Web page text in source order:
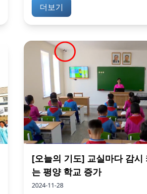
더보기
[오늘의 기도] 교실마다 감시
는 평양 학교 증가
2024-11-28